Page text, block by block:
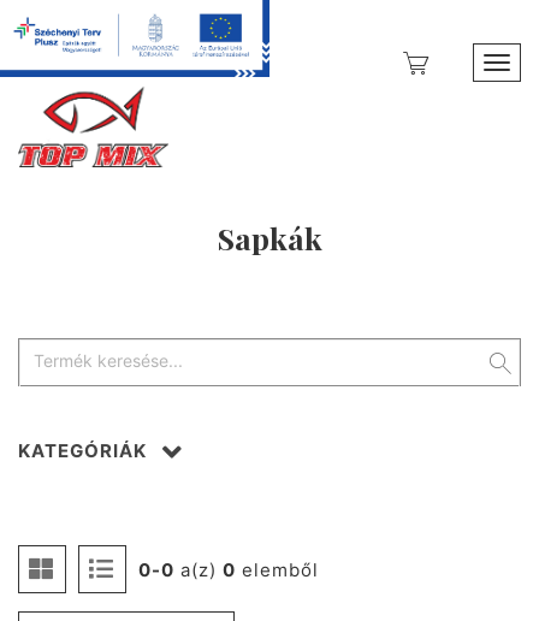
Sapkák
0-0 a(z) 0 elemből
KATEGÓRIÁK